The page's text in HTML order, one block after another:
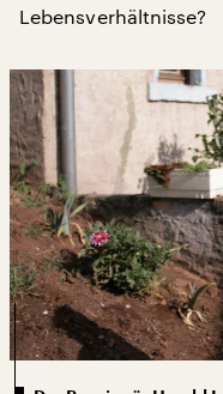
Lebensverhältnisse?